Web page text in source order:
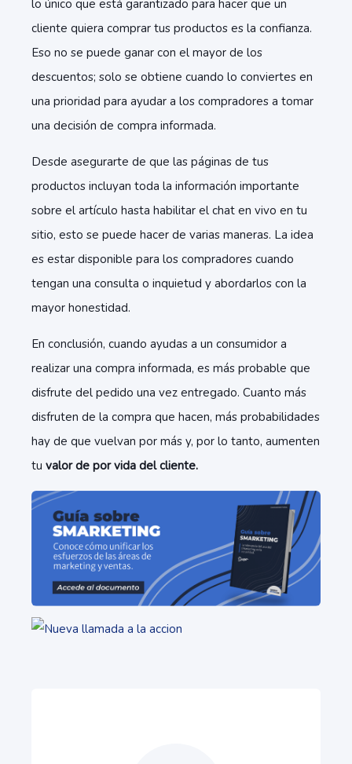
lo único que está garantizado para hacer que un
cliente quiera comprar tus productos es la confianza.
Eso no se puede ganar con el mayor de los
descuentos; solo se obtiene cuando lo conviertes en
una prioridad para ayudar a los compradores a tomar
una decisión de compra informada.
Desde asegurarte de que las páginas de tus
productos incluyan toda la información importante
sobre el artículo hasta habilitar el chat en vivo en tu
sitio, esto se puede hacer de varias maneras. La idea
es estar disponible para los compradores cuando
tengan una consulta o inquietud y abordarlos con la
mayor honestidad.
En conclusión, cuando ayudas a un consumidor a
realizar una compra informada, es más probable que
disfrute del pedido una vez entregado. Cuanto más
disfruten de la compra que hacen, más probabilidades
hay de que vuelvan por más y, por lo tanto, aumenten
tu valor de por vida del cliente.